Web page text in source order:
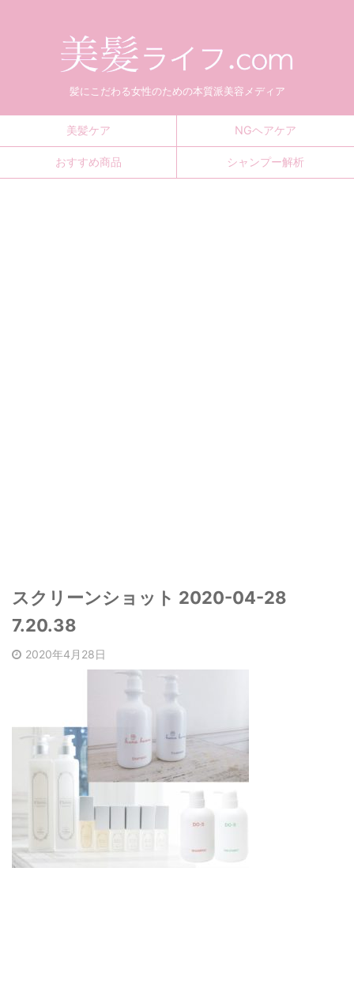
髪にこだわる女性のための本質派美容メディア
美髪ケア NGヘアケア
おすすめ商品 シャンプー解析
スクリーンショット 2020-04-28
7.20.38
2020年4月28日